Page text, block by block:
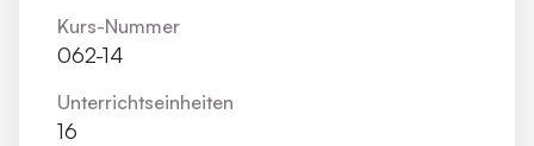
Kurs-Nummer
062-14
Unterrichts­einheiten
16